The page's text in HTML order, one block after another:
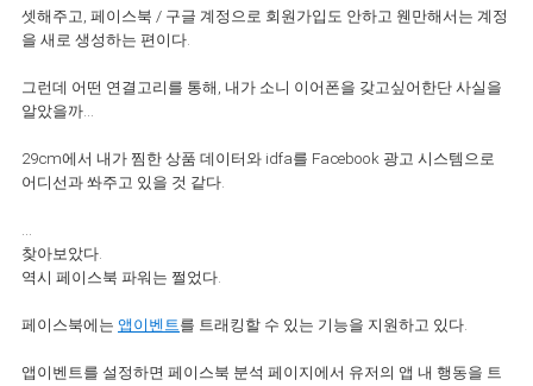
셋해주고, 페이스북 / 구글 계정으로 회원가입도 안하고 웬만해서는 계정
을 새로 생성하는 편이다.
그런데 어떤 연결고리를 통해, 내가 소니 이어폰을 갖고싶어한단 사실을
알았을까...
29cm에서 내가 찜한 상품 데이터와 idfa를 Facebook 광고 시스템으로
어디선과 쏴주고 있을 것 같다.
...
찾아보았다.
역시 페이스북 파워는 쩔었다.
페이스북에는 앱이벤트를 트래킹할 수 있는 기능을 지원하고 있다.
앱이벤트를 설정하면 페이스북 분석 페이지에서 유저의 앱 내 행동을 트